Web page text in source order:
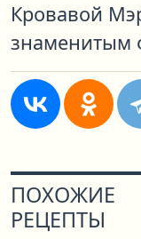
Кровавой
знаменитым
ПОХОЖИЕ
РЕЦЕПТЫ